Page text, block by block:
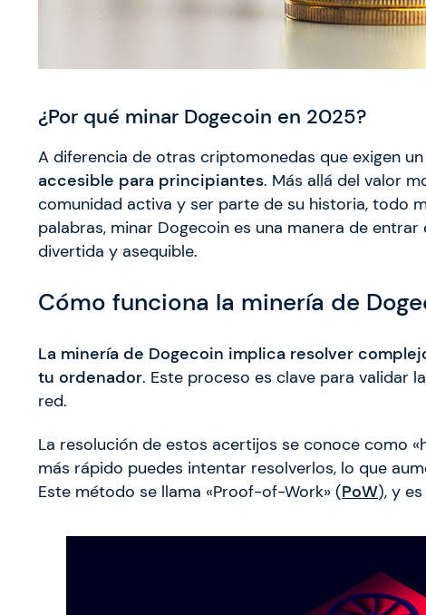
¿Por qué minar Dogecoin en 2025?
A diferencia de otras criptomonedas que exigen
accesible para principiantes. Más allá del valor
comunidad activa y ser parte de su historia, todo
palabras, minar Dogecoin es una manera de
divertida y asequible.
Cómo funciona la minería de
La minería de Dogecoin implica resolver
tu ordenador. Este proceso es clave para validar
red.
La resolución de estos acertijos se conoce como
más rápido puedes intentar resolverlos, lo que
Este método se llama «Proof-of-Work» (PoW), y